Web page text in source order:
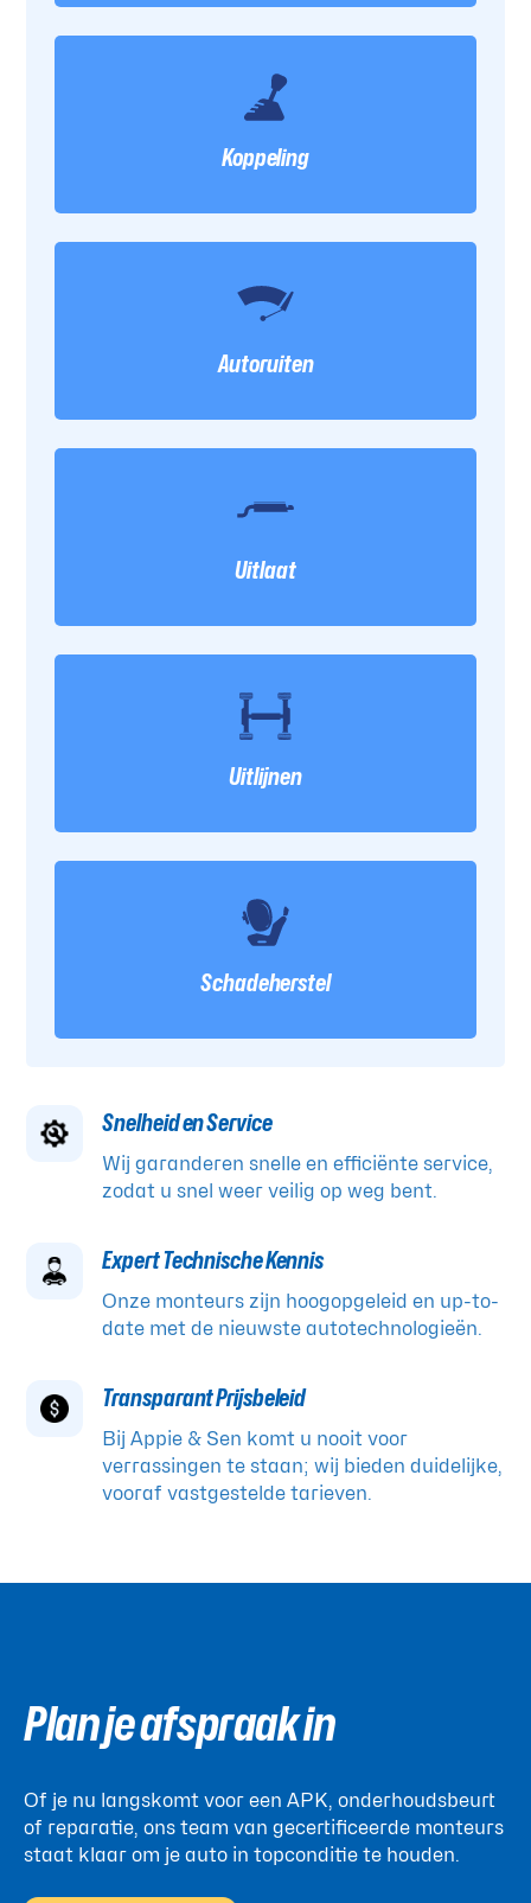
Koppeling
Autoruiten
Uitlaat
Uitlijnen
Schadeherstel
Snelheid en Service
Wij garanderen snelle en efficiënte service,
zodat u snel weer veilig op weg bent.
Expert Technische Kennis
Onze monteurs zijn hoogopgeleid en up-to-
date met de nieuwste autotechnologieën.
Transparant Prijsbeleid
Bij Appie & Sen komt u nooit voor
verrassingen te staan; wij bieden duidelijke,
vooraf vastgestelde tarieven.
Plan je afspraak in
Of je nu langskomt voor een APK, onderhoudsbeurt
of reparatie, ons team van gecertificeerde monteurs
staat klaar om je auto in topconditie te houden.